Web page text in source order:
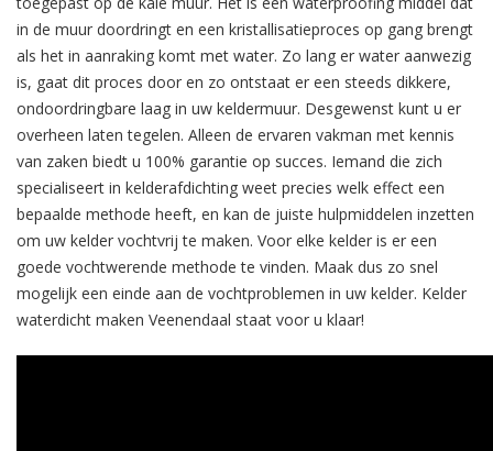
in de muur doordringt en een kristallisatieproces op gang brengt
als het in aanraking komt met water. Zo lang er water aanwezig
is, gaat dit proces door en zo ontstaat er een steeds dikkere,
ondoordringbare laag in uw keldermuur. Desgewenst kunt u er
overheen laten tegelen. Alleen de ervaren vakman met kennis
van zaken biedt u 100% garantie op succes. Iemand die zich
specialiseert in kelderafdichting weet precies welk effect een
bepaalde methode heeft, en kan de juiste hulpmiddelen inzetten
om uw kelder vochtvrij te maken. Voor elke kelder is er een
goede vochtwerende methode te vinden. Maak dus zo snel
mogelijk een einde aan de vochtproblemen in uw kelder. Kelder
waterdicht maken Veenendaal staat voor u klaar!